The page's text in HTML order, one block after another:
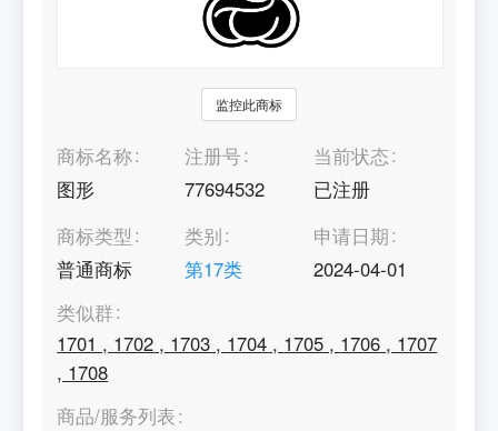
监控此商标
商标名称
图形
注册号
77694532
当前状态
已注册
商标类型
普通商标
类别
第17类
申请日期
2024-04-01
类似群
1701 , 1702 , 1703 , 1704 , 1705 , 1706 , 1707
, 1708
商品/服务列表